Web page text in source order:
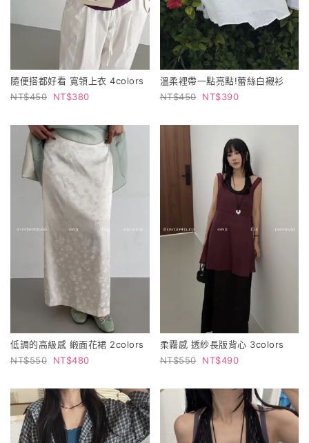
隨便搭都好看 寬領上衣 4colors
450
380
溫柔裡帶一點亮點!蕾絲白襯衫
450
390
低調的高級感 緞面花裙 2colors
550
480
柔霧感 透紗長版背心 3colors
550
490